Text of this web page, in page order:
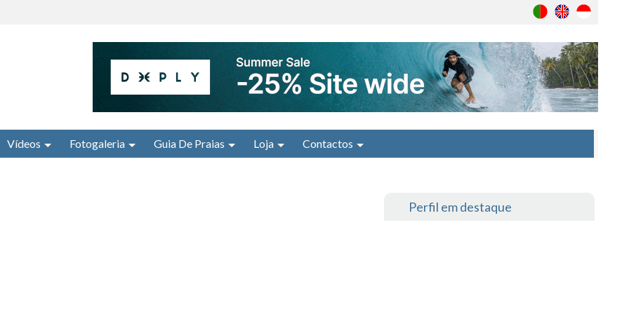
Vídeos Fotogaleria Guia De Praias Loja Contactos
Perfil em destaque